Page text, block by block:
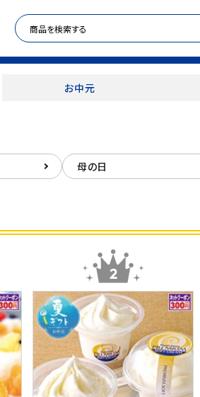
お中元
母の日